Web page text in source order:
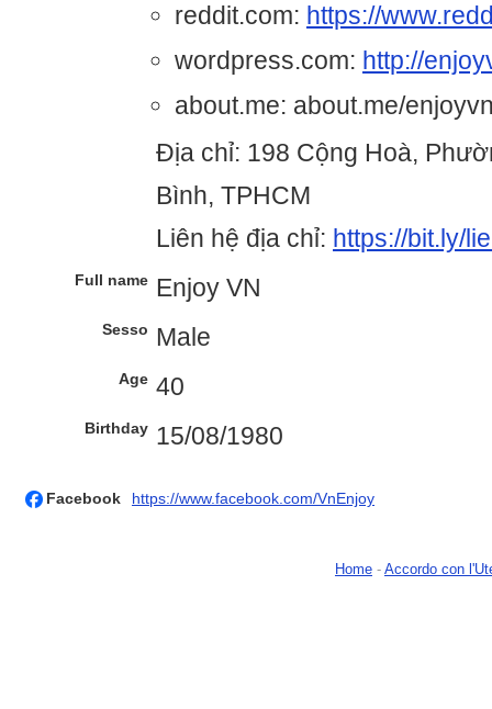
reddit.com: https://
wordpress.com: http://
about.me: about.me/
Địa chỉ: 198 Cộng Hoà,
Bình, TPHCM
Liên hệ địa chỉ: https://bit.ly/
Full name Enjoy VN
Sesso Male
Age 40
Birthday 15/08/1980
Facebook https://www.facebook.com/VnEnjoy
Home - Accordo con